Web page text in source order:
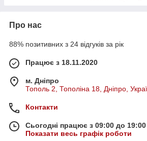
Про нас
88% позитивних з 24 відгуків за рік
Працює з 18.11.2020
м. Дніпро
Тополь 2, Тополіна 18, Дніпро,
Контакти
Сьогодні працює з 09:00 до 19:00
Показати весь графік роботи